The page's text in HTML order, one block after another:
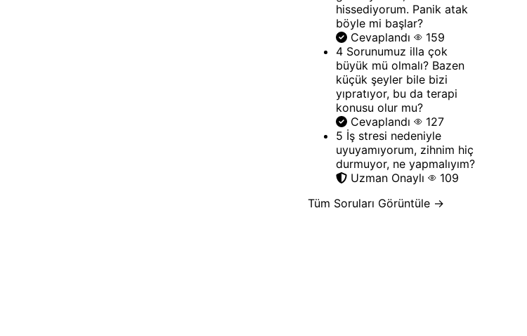
hissediyorum. Panik atak
böyle mi başlar?
Cevaplandı
159
4 Sorunumuz illa çok
büyük mü olmalı? Bazen
küçük şeyler bile bizi
yıpratıyor, bu da terapi
konusu olur mu?
Cevaplandı
127
5 İş stresi nedeniyle
uyuyamıyorum, zihnim hiç
durmuyor, ne yapmalıyım?
Uzman Onaylı
109
Tüm Soruları Görüntüle →